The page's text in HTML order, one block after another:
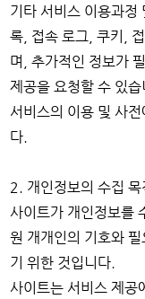
기타 서비스 이용과정
록, 접속 로그, 쿠키,
며, 추가적인 정보가
제공을 요청할 수 있
서비스의 이용 및 사
다.
2. 개인정보의 수집 목
사이트가 개인정보를
원 개개인의 기호와
기 위한 것입니다.
사이트는 서비스 제공